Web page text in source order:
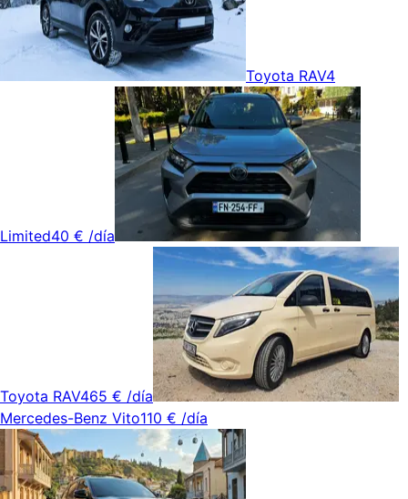
Toyota RAV4
Limited40 € /día
Toyota RAV465 € /día
Mercedes-Benz Vito110 € /día